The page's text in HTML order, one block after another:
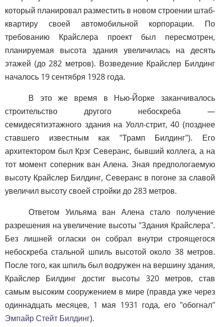
который планировал разместить в новом строении штаб-
квартиру своей автомобильной корпорации. По
требованию Крайслера проект был пересмотрен,
планируемая высота здания увеличилась на десять
этажей (до 282 метров). Возведение Крайслер Билдинг
началось 19 сентября 1928 года.
В это же время в Нью-Йорке заканчивалось
строительство другого небоскреба —
семидесятиэтажного здания на Уолл-стрит, 40 (позднее
ставшего известным как "Трамп Билдинг"). Его
архитектором был Крэг Северанс, бывший коллега, а на
тот момент соперник ван Алена. Зная предпологаемую
высоту Крайслер Билдинг, Северанс в погоне за славой
увеличил высоту своей стройки до 283 метров.
Ответом Уильяма ван Алена стало получение
разрешения на увеличение высоты "Здания Крайслера".
Без лишней огласки он собрал внутри строящегося
небоскреба стальной шпиль высотой около 38 метров.
После того, как шпиль был водружен на вершину здания,
Крайслер Билдинг достиг высоты 320 метров, став
самым высоким сооружением в мире (правда уже через
одиннадцать месяцев, 1 мая 1931 года, его "обогнал"
Эмпайр Стейт Билдинг).